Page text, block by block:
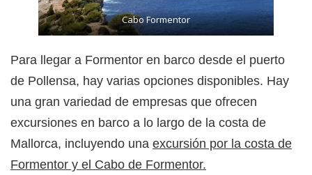
Cabo Formentor
Para llegar a Formentor en barco desde el puerto
de Pollensa, hay varias opciones disponibles. Hay
una gran variedad de empresas que ofrecen
excursiones en barco a lo largo de la costa de
Mallorca, incluyendo una excursión por la costa de
Formentor y el Cabo de Formentor.